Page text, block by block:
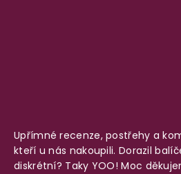
Upřímné recenze, postřehy a
kteří u nás nakoupili. Dorazil
diskrétní? Taky YOO! Moc